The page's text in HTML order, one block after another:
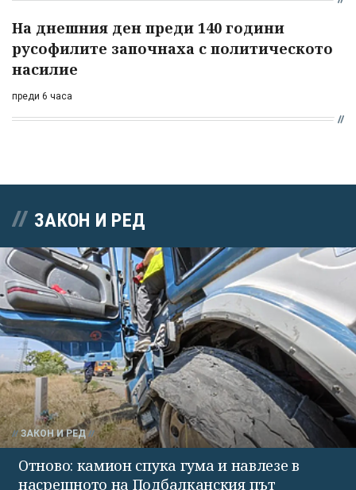
На днешния ден преди 140 години
русофилите започнаха с политическото
насилие
преди 6 часа
ЗАКОН И РЕД
ЗАКОН И РЕД
Отново: камион спука гума и навлезе в
насрещното на Подбалканския път